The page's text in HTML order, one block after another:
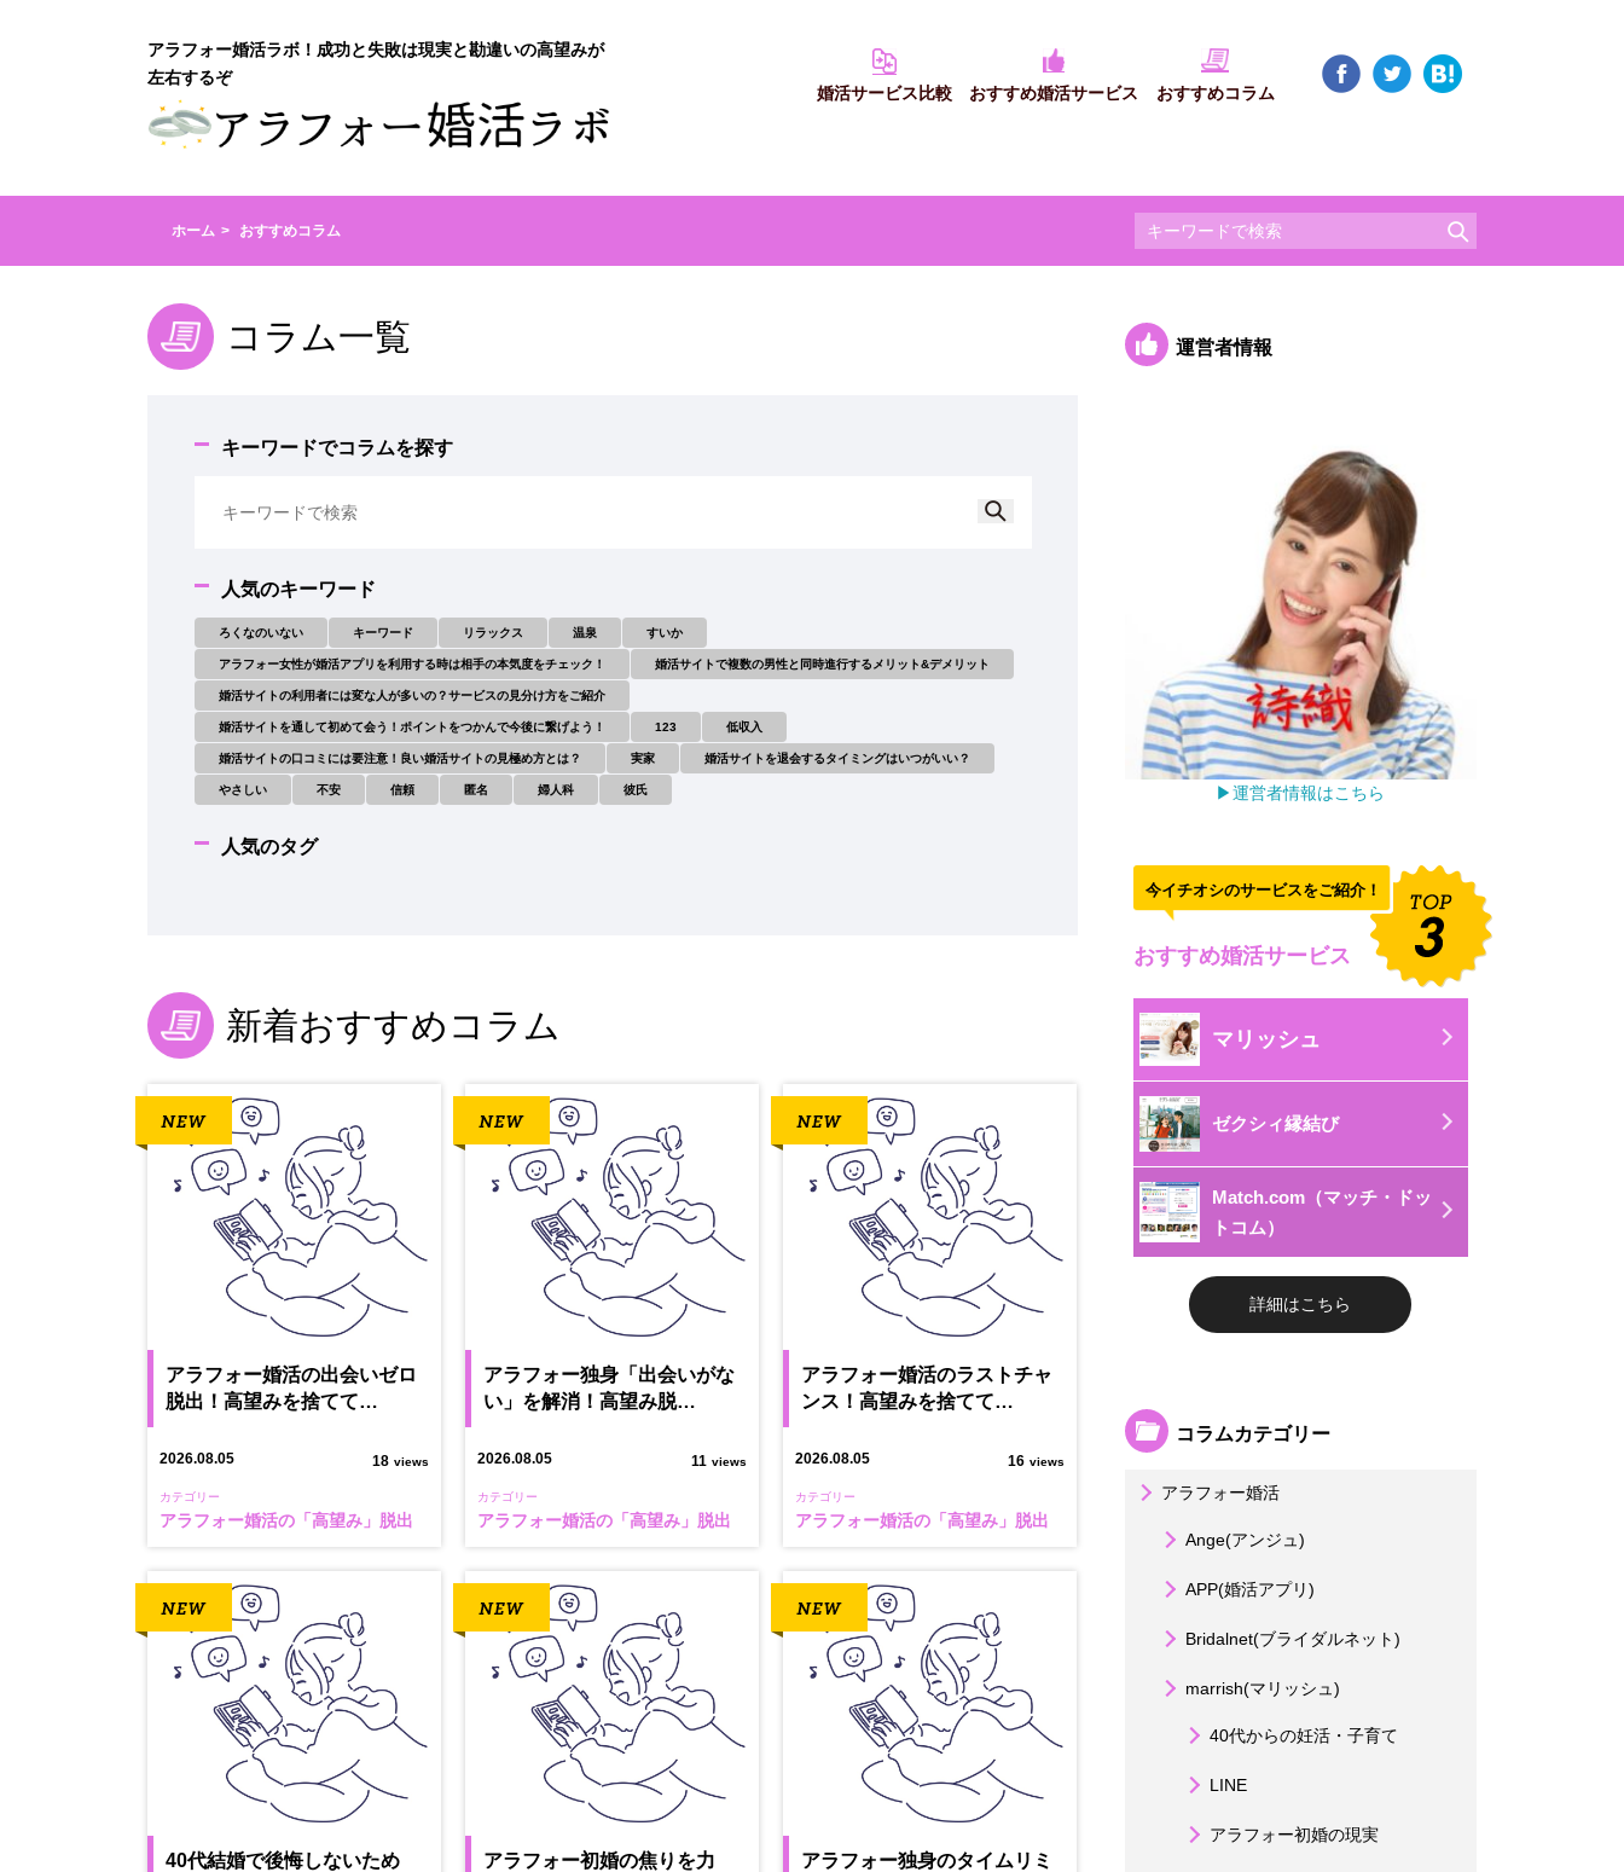
アラフォー婚活ラボ！成功と失敗は現実と勘違いの高望みが
左右するぞ
婚活サービス比較
おすすめ婚活サービス おすすめコラム
ホーム おすすめコラム
コラム一覧
キーワードでコラムを探す
人気のキーワード
ろくなのいない キーワード リラックス 温泉 すいか
アラフォー女性が婚活アプリを利用する時は相手の本気度をチェック！ 婚活サイトで複数の男性と同時進行するメリット&デメリット
婚活サイトの利用者には変な人が多いの？サービスの見分け方をご紹介
婚活サイトを通して初めて会う！ポイントをつかんで今後に繋げよう！ 123 低収入
婚活サイトの口コミには要注意！良い婚活サイトの見極め方とは？ 実家 婚活サイトを退会するタイミングはいつがいい？
やさしい 不安 信頼 匿名 婦人科 彼氏
人気のタグ
新着おすすめコラム
アラフォー婚活の出会いゼロ
脱出！高望みを捨てて…
2026.08.05 18 views
カテゴリー
アラフォー婚活の「高望み」脱出
アラフォー独身「出会いがな
い」を解消！高望み脱…
2026.08.05 11 views
カテゴリー
アラフォー婚活の「高望み」脱出
アラフォー婚活のラストチャ
ンス！高望みを捨てて…
2026.08.05 16 views
カテゴリー
アラフォー婚活の「高望み」脱出
40代結婚で後悔しないため
アラフォー初婚の焦りを力
アラフォー独身のタイムリミ
運営者情報
▶運営者情報はこちら
今イチオシのサービスをご紹介！
おすすめ婚活サービス
マリッシュ
ゼクシィ縁結び
Match.com（マッチ・ドッ
トコム）
詳細はこちら
コラムカテゴリー
アラフォー婚活
Ange(アンジュ)
APP(婚活アプリ)
Bridalnet(ブライダルネット)
marrish(マリッシュ)
40代からの妊活・子育て
LINE
アラフォー初婚の現実